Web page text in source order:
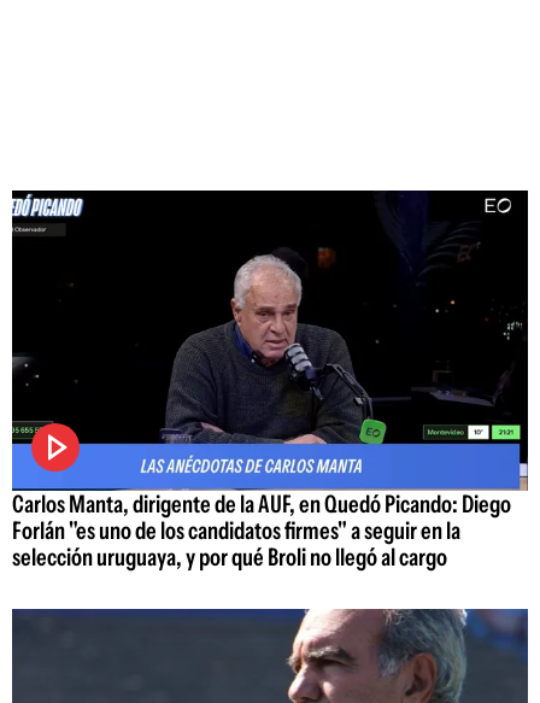
Carlos Manta, dirigente de la AUF, en Quedó Picando: Diego
Forlán "es uno de los candidatos firmes" a seguir en la
selección uruguaya, y por qué Broli no llegó al cargo